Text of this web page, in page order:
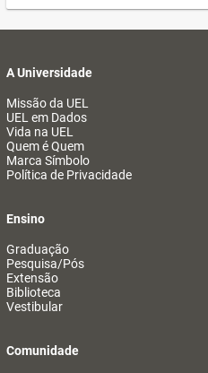
A Universidade
Missão da UEL
UEL em Dados
Vida na UEL
Quem é Quem
Marca Símbolo
Política de Privacidade
Ensino
Graduação
Pesquisa/Pós
Extensão
Biblioteca
Vestibular
Comunidade